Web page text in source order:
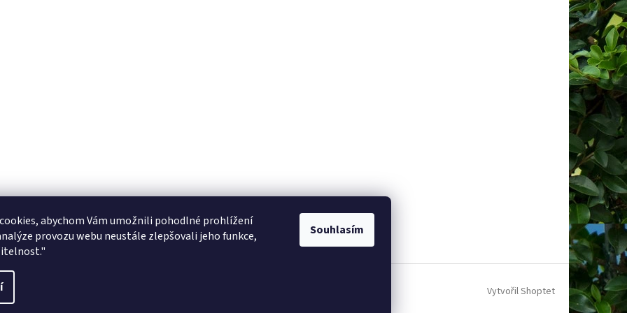
abychom Vám umožnili pohodlné prohlížení
provozu webu neustále zlepšovali jeho funkce,
Souhlasím
KRMIVA ENERGYS pro koně - GRANULE
Vytvořil Shoptet
nastavení cookies